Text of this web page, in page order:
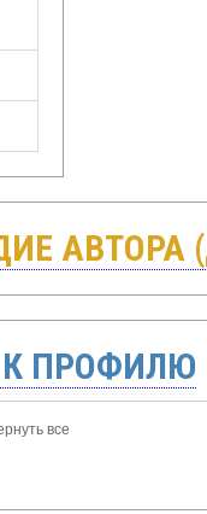
ПРОФИЛЮ
все